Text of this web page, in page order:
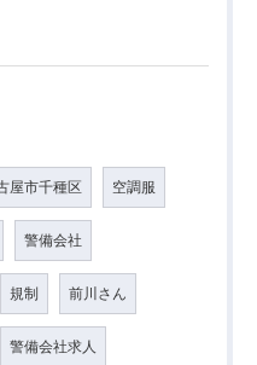
屋市千種区 空調服
警備会社
規制 前川さん
警備会社求人